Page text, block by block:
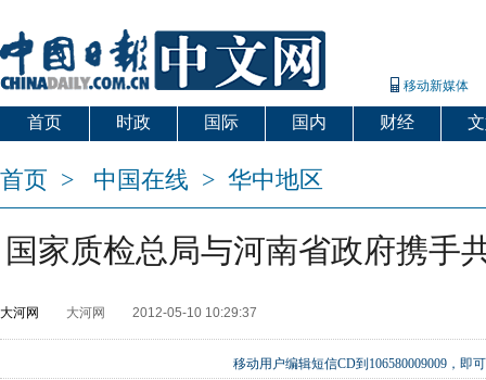
移动新媒体
首页 时政 国际 国内 财经
首页 > 中国在线 > 华中地区
国家质检总局与河南省政府携手
大河网 大河网 2012-05-10 10:29:37
移动用户编辑短信CD到106580009009，即